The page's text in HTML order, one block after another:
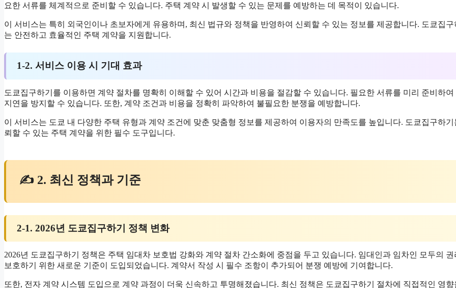
요한 서류를 체계적으로 준비할 수 있습니다. 주택 계약 시 발생할 수 있는 문제를 예방하는 데 목적이 있습니다.
이 서비스는 특히 외국인이나 초보자에게 유용하며, 최신 법규와 정책을 반영하여 신뢰할 수 있는 정보를 제공합니다. 도쿄집구
는 안전하고 효율적인 주택 계약을 지원합니다.
1-2. 서비스 이용 시 기대 효과
도쿄집구하기를 이용하면 계약 절차를 명확히 이해할 수 있어 시간과 비용을 절감할 수 있습니다. 필요한 서류를 미리 준비하여
지연을 방지할 수 있습니다. 또한, 계약 조건과 비용을 정확히 파악하여 불필요한 분쟁을 예방합니다.
이 서비스는 도쿄 내 다양한 주택 유형과 계약 조건에 맞춘 맞춤형 정보를 제공하여 이용자의 만족도를 높입니다. 도쿄집구하기
뢰할 수 있는 주택 계약을 위한 필수 도구입니다.
✍ 2. 최신 정책과 기준
2-1. 2026년 도쿄집구하기 정책 변화
2026년 도쿄집구하기 정책은 주택 임대차 보호법 강화와 계약 절차 간소화에 중점을 두고 있습니다. 임대인과 임차인 모두의 권
보호하기 위한 새로운 기준이 도입되었습니다. 계약서 작성 시 필수 조항이 추가되어 분쟁 예방에 기여합니다.
또한, 전자 계약 시스템 도입으로 계약 과정이 더욱 신속하고 투명해졌습니다. 최신 정책은 도쿄집구하기 절차에 직접적인 영향